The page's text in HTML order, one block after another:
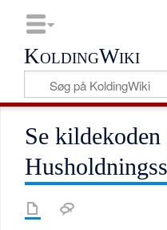
KoldingWiki
Se